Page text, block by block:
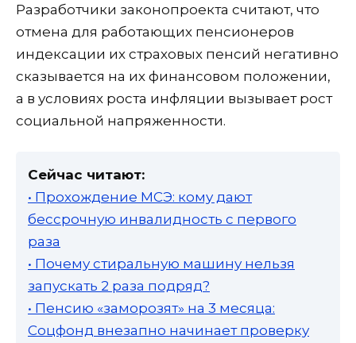
Разработчики законопроекта считают, что
отмена для работающих пенсионеров
индексации их страховых пенсий негативно
сказывается на их финансовом положении,
а в условиях роста инфляции вызывает рост
социальной напряженности.
Сейчас читают:
• Прохождение МСЭ: кому дают
бессрочную инвалидность с первого
раза
• Почему стиральную машину нельзя
запускать 2 раза подряд?
• Пенсию «заморозят» на 3 месяца:
Соцфонд внезапно начинает проверку